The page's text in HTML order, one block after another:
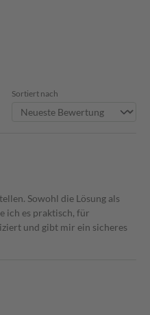
Sortiert nach
Sowohl die Lösung als
ich es praktisch, für
und gibt mir ein sicheres